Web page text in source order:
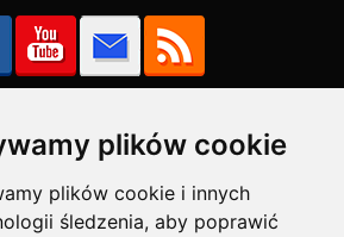
plików cookie
plików cookie i innych
śledzenia, aby poprawić
Płatności obsługuje: